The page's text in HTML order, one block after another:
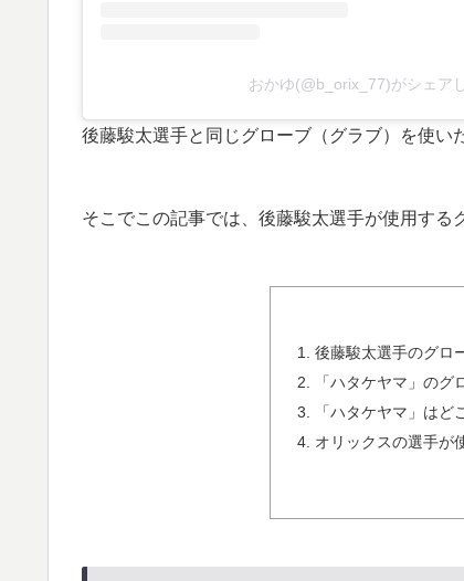
おかゆ(@b_orix_77)がシェア
後藤駿太選手と同じグローブ（グラブ）を使い
そこでこの記事では、後藤駿太選手が使用する
後藤駿太選手のグロ
「ハタケヤマ」の
「ハタケヤマ」はど
オリックスの選手が